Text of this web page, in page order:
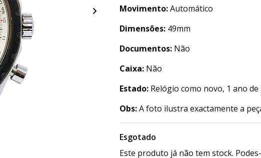
Movimento:Automático
Dimensões: 49mm
Documentos: Não
Caixa: Não
Estado: Relógio como novo, 1 ano
Obs:A foto ilustra exactamente a
Esgotado
Este produto já não tem stock.